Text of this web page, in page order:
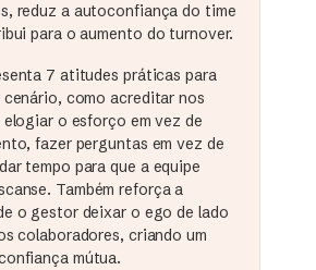
reduz a autoconfiança do time
para o aumento do turnover.
7 atitudes práticas para
como acreditar nos
o esforço em vez de
fazer perguntas em vez de
tempo para que a equipe
Também reforça a
o gestor deixar o ego de lado
colaboradores, criando um
mútua.